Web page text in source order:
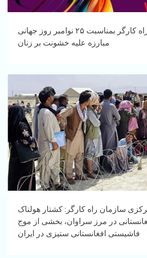
اعلامیه سازمان راه کارگر بمناسبت ۲۵ نوامبر روز جهانی
مبارزه علیه خشونت بر زنان
سازمان راه کارگر: کشتار هولناک
در مرز سراوان، بخشی از موج
فاشیستی افغانستانی ستیزی در ایران